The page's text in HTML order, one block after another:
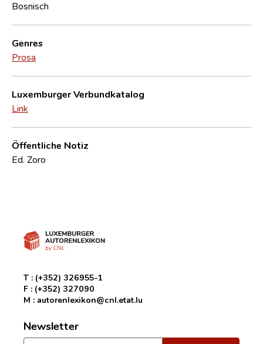
Bosnisch
Genres
Prosa
Luxemburger Verbundkatalog
Link
Öffentliche Notiz
Ed. Zoro
T : (+352) 326955-1
F : (+352) 327090
M : autorenlexikon@cnl.etat.lu
Newsletter